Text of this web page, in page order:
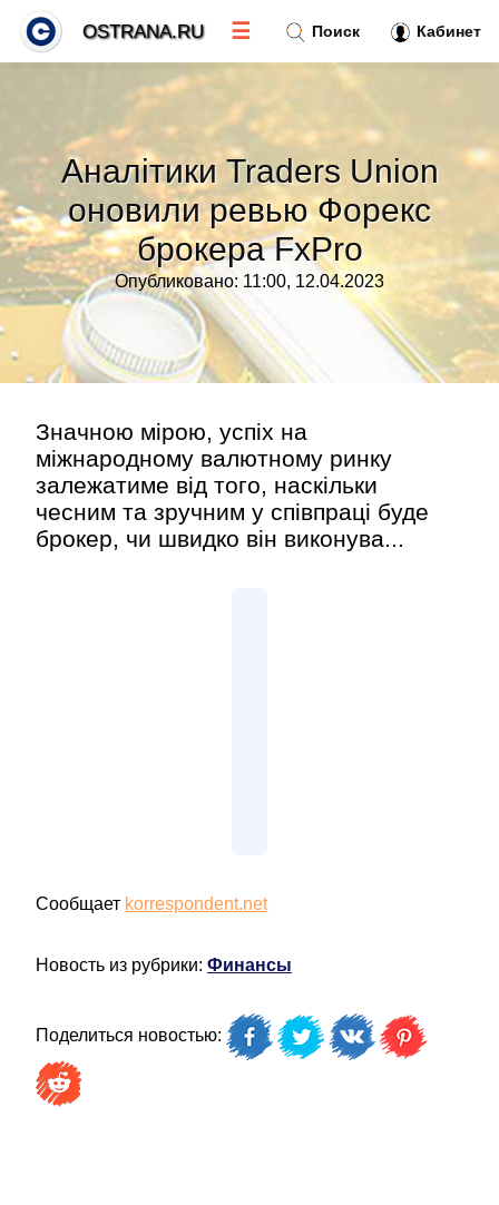
Аналітики Traders Union
оновили ревью Форекс
брокера FxPro
Опубликовано: 11:00, 12.04.2023
Значною мірою, успіх на
міжнародному валютному ринку
залежатиме від того, наскільки
чесним та зручним у співпраці буде
брокер, чи швидко він виконува...
Сообщает korrespondent.net
Новость из рубрики: Финансы
Поделиться новостью:
Поиск Кабинет
OSTRANA.RU ☰
Тренды новостей »
Рубрики»
Правила
Контакт»